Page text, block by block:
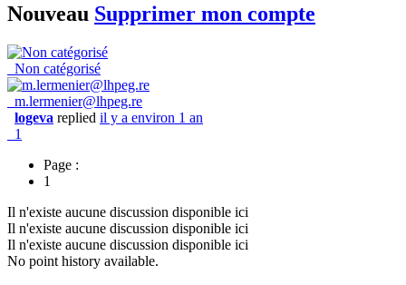
Nouveau Supprimer mon compte
Non catégorisé
m.lermenier@lhpeg.re
logeva replied il y a environ 1 an
1
Page :
1
Il n'existe aucune discussion disponible ici
Il n'existe aucune discussion disponible ici
Il n'existe aucune discussion disponible ici
No point history available.